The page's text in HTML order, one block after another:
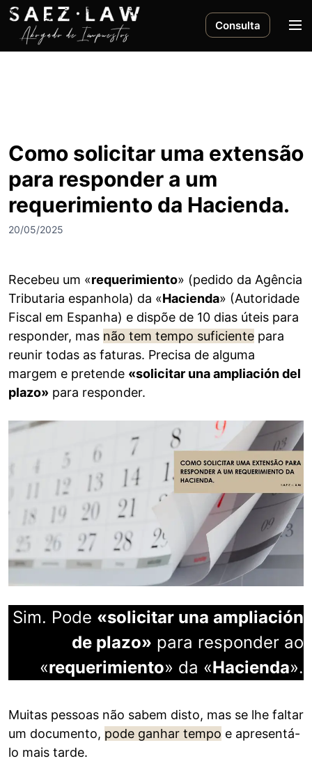
Consulta
M
Como solicitar uma extensão
para responder a um
requerimiento da Hacienda.
20/05/2025
Recebeu um «requerimiento» (pedido da Agência
Tributaria espanhola) da «Hacienda» (Autoridade
Fiscal em Espanha) e dispõe de 10 dias úteis para
responder, mas não tem tempo suficiente para
reunir todas as faturas. Precisa de alguma
margem e pretende «solicitar una ampliación del
plazo» para responder.
Sim. Pode «solicitar una ampliación
de plazo» para responder ao
«requerimiento» da «Hacienda».
Muitas pessoas não sabem disto, mas se lhe faltar
um documento, pode ganhar tempo e apresentá-
lo mais tarde.